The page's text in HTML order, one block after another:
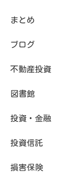
まとめ
ブログ
不動産投資
図書館
投資・金融
投資信託
損害保険